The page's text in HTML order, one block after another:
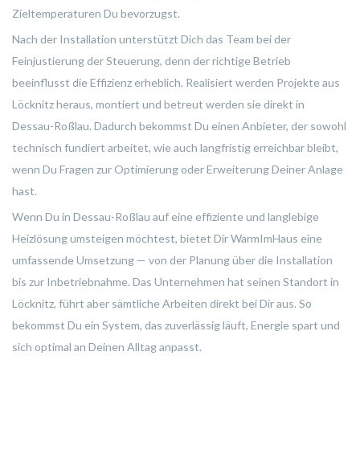
Zieltemperaturen Du bevorzugst.
Nach der Installation unterstützt Dich das Team bei der
Feinjustierung der Steuerung, denn der richtige Betrieb
beeinflusst die Effizienz erheblich. Realisiert werden Projekte aus
Löcknitz heraus, montiert und betreut werden sie direkt in
Dessau-Roßlau. Dadurch bekommst Du einen Anbieter, der sowohl
technisch fundiert arbeitet, wie auch langfristig erreichbar bleibt,
wenn Du Fragen zur Optimierung oder Erweiterung Deiner Anlage
hast.
Wenn Du in Dessau-Roßlau auf eine effiziente und langlebige
Heizlösung umsteigen möchtest, bietet Dir WarmImHaus eine
umfassende Umsetzung — von der Planung über die Installation
bis zur Inbetriebnahme. Das Unternehmen hat seinen Standort in
Löcknitz, führt aber sämtliche Arbeiten direkt bei Dir aus. So
bekommst Du ein System, das zuverlässig läuft, Energie spart und
sich optimal an Deinen Alltag anpasst.